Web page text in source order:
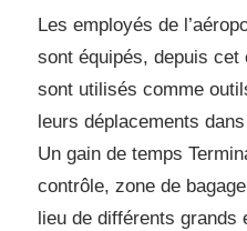
Les employés de
sont équipés, depuis cet
sont utilisés comme
leurs déplacements dans
Un gain de temps
contrôle, zone de
lieu de différents grands